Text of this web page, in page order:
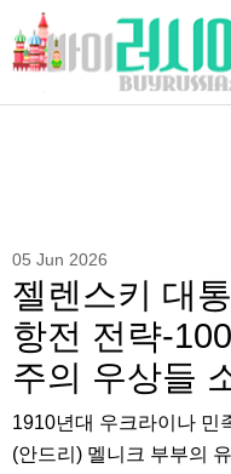
05 Jun 2026
젤렌스키 대
항전 전략-
주의 우상들
1910년대 우크라이나 민
(안드리) 멜니크 부부의